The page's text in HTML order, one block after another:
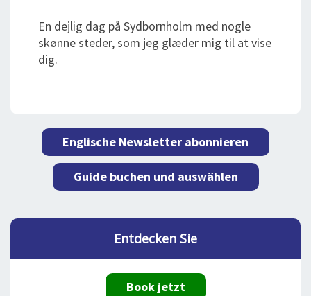
En dejlig dag på Sydbornholm med nogle
skønne steder, som jeg glæder mig til at vise
dig.
Englische Newsletter abonnieren
Guide buchen und auswählen
Entdecken Sie
Book jetzt